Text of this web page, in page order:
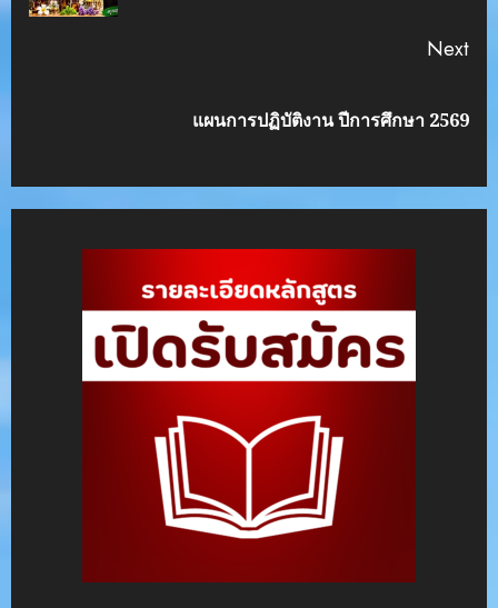
Next
แผนการปฏิบัติงาน ปีการศึกษา 2569